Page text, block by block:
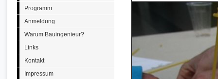
Programm
Anmeldung
Warum Bauingenieur?
Links
Kontakt
Impressum